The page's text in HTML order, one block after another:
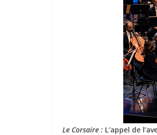
Le Corsaire : L’appel de